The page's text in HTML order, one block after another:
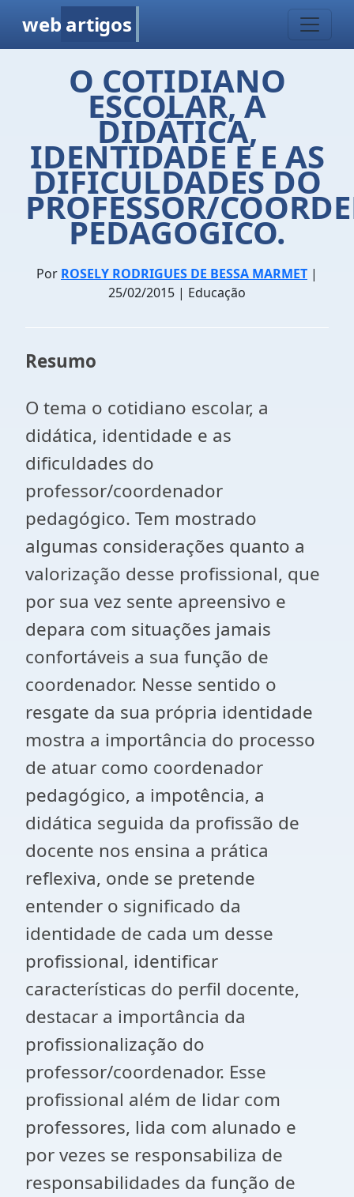
web artigos
O COTIDIANO
ESCOLAR, A
DIDÁTICA,
IDENTIDADE E E AS
DIFICULDADES DO
PROFESSOR/
PEDAGOGICO.
Por ROSELY RODRIGUES DE BESSA MARMET |
25/02/2015 | Educação
Resumo
O tema o cotidiano escolar, a
didática, identidade e as
dificuldades do
professor/coordenador
pedagógico. Tem mostrado
algumas considerações quanto a
valorização desse profissional, que
por sua vez sente apreensivo e
depara com situações jamais
confortáveis a sua função de
coordenador. Nesse sentido o
resgate da sua própria identidade
mostra a importância do processo
de atuar como coordenador
pedagógico, a impotência, a
didática seguida da profissão de
docente nos ensina a prática
reflexiva, onde se pretende
entender o significado da
identidade de cada um desse
profissional, identificar
características do perfil docente,
destacar a importância da
profissionalização do
professor/coordenador. Esse
profissional além de lidar com
professores, lida com alunado e
por vezes se responsabiliza de
responsabilidades da função de